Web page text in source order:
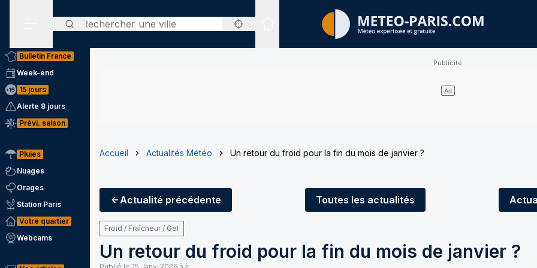
Rechercher
Sites expertisés
Bulletin France
Week-end
15 jours
Alerte 8 jours
Prévi. saison
Pluies
Nuages
Orages
Station Paris
Votre quartier
Webcams
Accueil Actualités Météo Un retour du froid pour la fin du mois de janvier ?
Actualité précédente Toutes les actualités
Froid / Fraîcheur / Gel
Un retour du froid pour la fin du mois de janvier ?